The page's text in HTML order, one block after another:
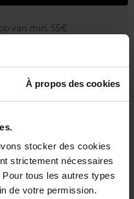
À propos des cookies
stocker des cookies
strictement nécessaires
tous les autres types
de votre permission.
van min. 55€